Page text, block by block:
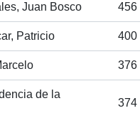
Juan Bosco 456
Patricio 400
376
de la
374